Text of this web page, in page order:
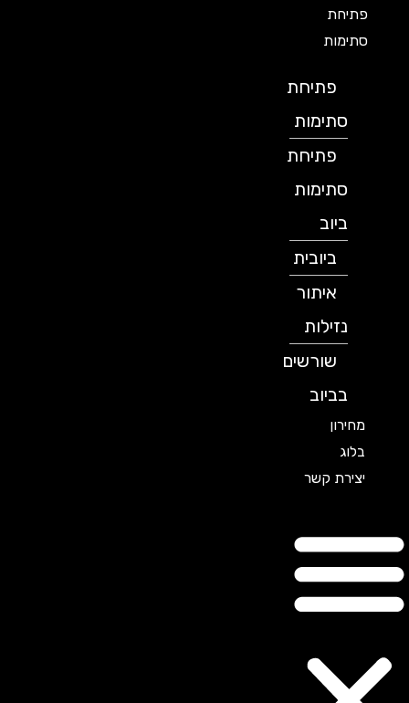
פתיחת
סתימות
פתיחת
סתימות
פתיחת
סתימות
ביובית
איתור
נזילות
שורשים
בביוב
מחירון
יצירת קשר